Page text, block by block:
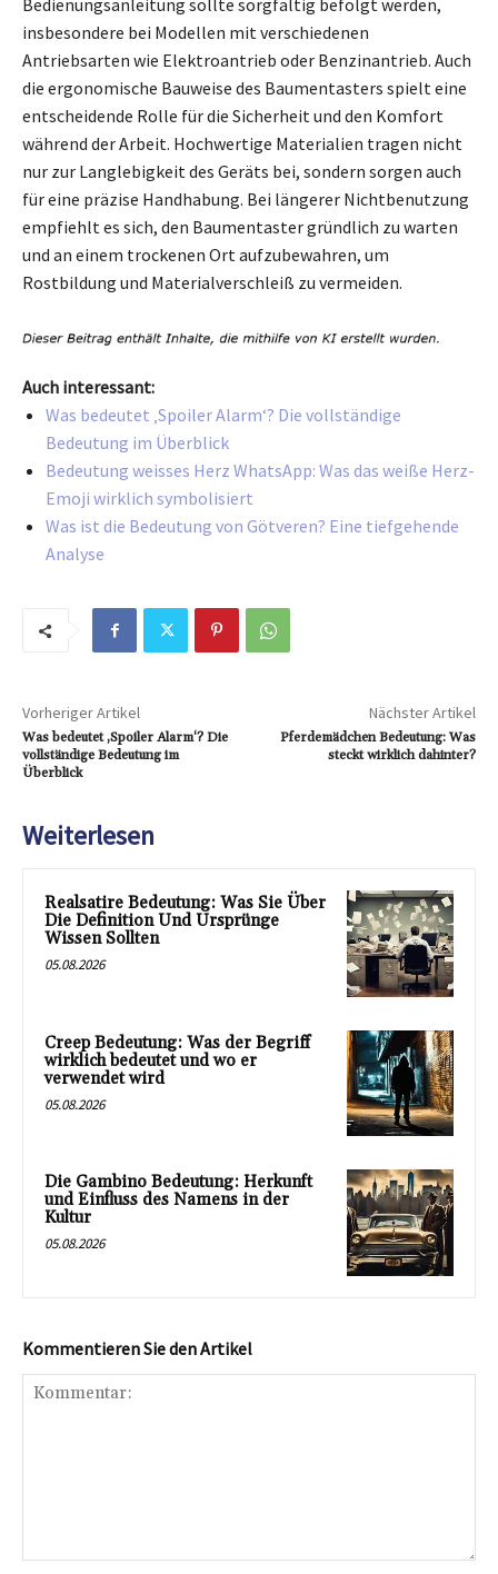
insbesondere bei Modellen mit verschiedenen
Antriebsarten wie Elektroantrieb oder Benzinantrieb. Auch
die ergonomische Bauweise des Baumentasters spielt eine
entscheidende Rolle für die Sicherheit und den Komfort
während der Arbeit. Hochwertige Materialien tragen nicht
nur zur Langlebigkeit des Geräts bei, sondern sorgen auch
für eine präzise Handhabung. Bei längerer Nichtbenutzung
empfiehlt es sich, den Baumentaster gründlich zu warten
und an einem trockenen Ort aufzubewahren, um
Rostbildung und Materialverschleiß zu vermeiden.
Auch interessant:
Was bedeutet ‚Spoiler Alarm‘? Die vollständige
Bedeutung im Überblick
Bedeutung weisses Herz WhatsApp: Was das weiße Herz-
Emoji wirklich symbolisiert
Was ist die Bedeutung von Götveren? Eine tiefgehende
Analyse
Vorheriger Artikel
Was bedeutet ‚Spoiler Alarm‘? Die
vollständige Bedeutung im
Überblick
Nächster Artikel
Pferdemädchen Bedeutung: Was
steckt wirklich dahinter?
Weiterlesen
Realsatire Bedeutung: Was Sie Über
Die Definition Und Ursprünge
Wissen Sollten
05.08.2026
Creep Bedeutung: Was der Begriff
wirklich bedeutet und wo er
verwendet wird
05.08.2026
Die Gambino Bedeutung: Herkunft
und Einfluss des Namens in der
Kultur
05.08.2026
Kommentieren Sie den Artikel